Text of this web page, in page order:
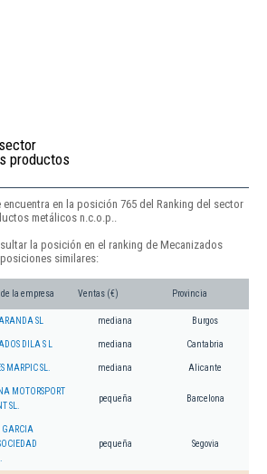
productos
encuentra en la posición 765 del Ranking del sector
metálicos n.c.o.p..
la posición en el ranking de Mecanizados
similares:
de la empresa Ventas (€) Provincia
SL mediana Burgos
DILA S L mediana Cantabria
MARPIC SL. mediana Alicante
MOTORSPORT
SL.
pequeña Barcelona
pequeña Segovia